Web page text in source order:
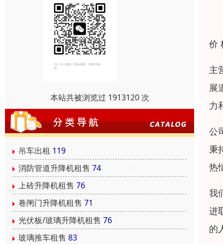
本站共被浏览过 1913120 次
吊车出租 119
消防管道升降机租售 74
上砖升降机租售 76
卷闸门升降机租售 71
光伏板/玻璃升降机租售 76
玻璃推车租售 83
价
主
展
力
公
秉
热
我
进
的